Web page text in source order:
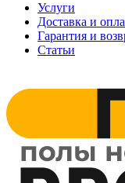
Услуги
Доставка и
Гарантия и
Статьи